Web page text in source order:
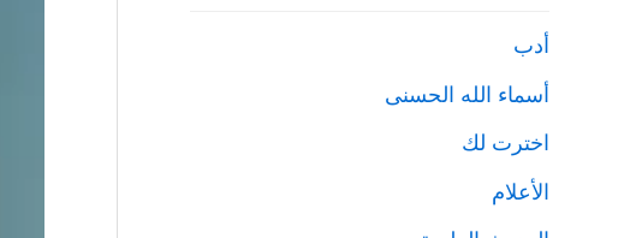
أدب
أسماء الله الحسنى
اخترت لك
الأعلام